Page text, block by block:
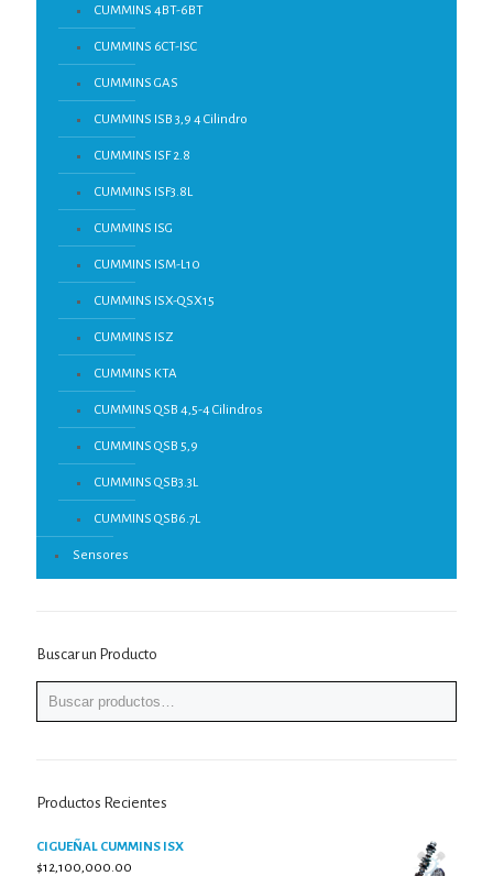
CUMMINS 4BT-6BT
CUMMINS 6CT-ISC
CUMMINS GAS
CUMMINS ISB 3,9 4 Cilindro
CUMMINS ISF 2.8
CUMMINS ISF3.8L
CUMMINS ISG
CUMMINS ISM-L10
CUMMINS ISX-QSX15
CUMMINS ISZ
CUMMINS KTA
CUMMINS QSB 4,5-4 Cilindros
CUMMINS QSB 5,9
CUMMINS QSB3.3L
CUMMINS QSB6.7L
Sensores
Buscar un Producto
Productos Recientes
CIGUEÑAL CUMMINS ISX
$12,100,000.00